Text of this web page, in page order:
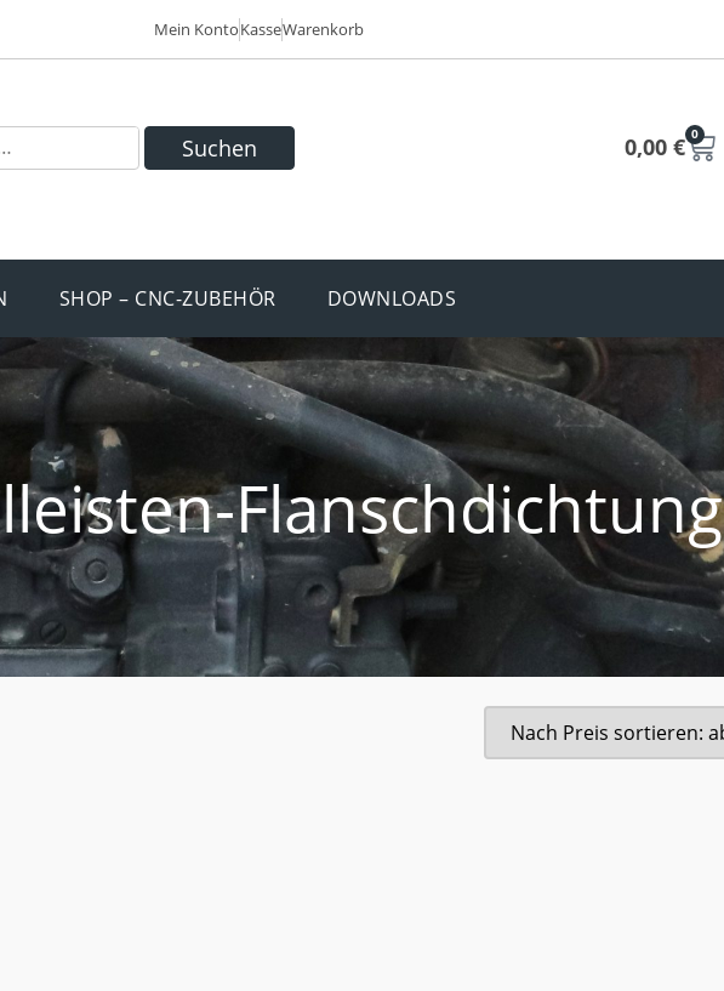
Mein KontoKasseWarenkorb
Suchen 0,00 € 0
SHOP – CNC-ZUBEHÖR DOWNLOADS
Flanschdichtung